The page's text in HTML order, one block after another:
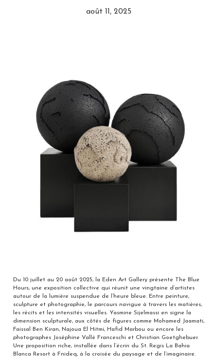
août 11, 2025
Du 10 juillet au 20 août 2025, la Eden Art Gallery présente The Blue
Hours, une exposition collective qui réunit une vingtaine d’artistes
autour de la lumière suspendue de l’heure bleue. Entre peinture,
sculpture et photographie, le parcours navigue à travers les matières,
les récits et les intensités visuelles. Yasmine Sijelmassi en signe la
dimension sculpturale, aux côtés de figures comme Mohamed Jaamati,
Faissal Ben Kiran, Najoua El Hitmi, Hafid Marbou ou encore les
photographes Joséphine Vallé Franceschi et Christian Goetghebuer.
Une proposition riche, installée dans l’écrin du St. Regis La Bahia
Blanca Resort à Fnideq, à la croisée du paysage et de l’imaginaire.